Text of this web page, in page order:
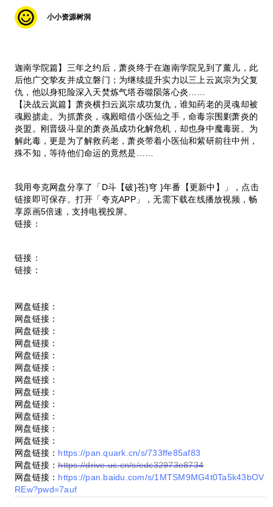
小小资源树洞
迦南学院篇】三年之约后，萧炎终于在迦南学院见到了薰儿，此
后他广交挚友并成立磐门；为继续提升实力以三上云岚宗为父复
仇，他以身犯险深入天焚炼气塔吞噬陨落心炎……
【决战云岚篇】萧炎横扫云岚宗成功复仇，谁知药老的灵魂却被
魂殿掳走。为抓萧炎，魂殿暗借小医仙之手，命毒宗围剿萧炎的
炎盟。刚晋级斗皇的萧炎虽成功化解危机，却也身中魔毒斑。为
解此毒，更是为了解救药老，萧炎带着小医仙和紫研前往中州，
殊不知，等待他们命运的竟然是……
我用夸克网盘分享了「D斗【破}苍}穹 }年番【更新中】」，点击
链接即可保存。打开「夸克APP」，无需下载在线播放视频，畅
享原画5倍速，支持电视投屏。
链接：
链接：
链接：
网盘链接：
网盘链接：
网盘链接：
网盘链接：
网盘链接：
网盘链接：
网盘链接：
网盘链接：
网盘链接：
网盘链接：
网盘链接：
网盘链接：
网盘链接： https://pan.quark.cn/s/733ffe85af83
网盘链接：https://drive.uc.cn/s/edc32973e8734
网盘链接： https://pan.baidu.com/s/1MTSM9MG4t0Ta5k43bOV
REw?pwd=7auf